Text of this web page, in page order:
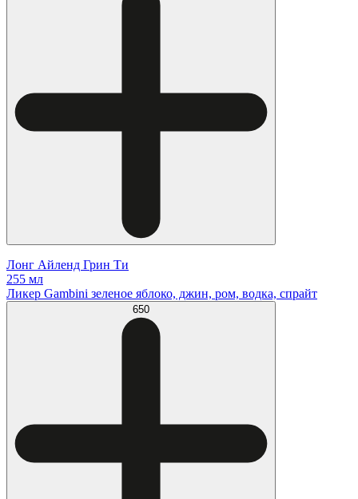
Лонг Айленд Грин Ти
255 мл
Ликер Gambini зеленое яблоко, джин, ром, водка, спрайт
650